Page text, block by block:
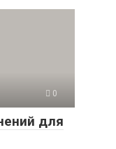
0
для